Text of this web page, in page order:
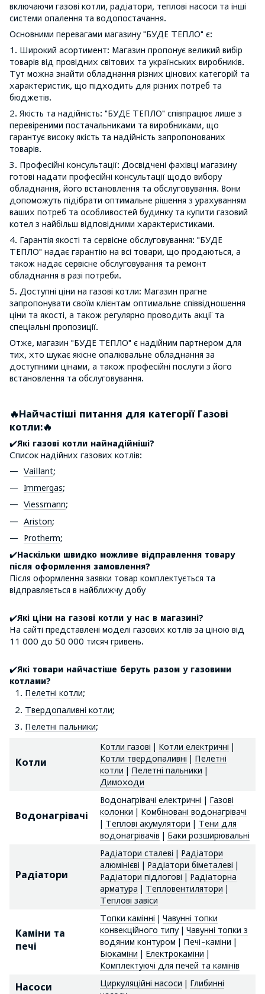
включаючи газові котли, радіатори, теплові насоси та інші
системи опалення та водопостачання.
Основними перевагами магазину "БУДЕ ТЕПЛО" є:
1. Широкий асортимент: Магазин пропонує великий вибір
товарів від провідних світових та українських виробників.
Тут можна знайти обладнання різних цінових категорій та
характеристик, що підходить для різних потреб та
бюджетів.
2. Якість та надійність: "БУДЕ ТЕПЛО" співпрацює лише з
перевіреними постачальниками та виробниками, що
гарантує високу якість та надійність запропонованих
товарів.
3. Професійні консультації: Досвідчені фахівці магазину
готові надати професійні консультації щодо вибору
обладнання, його встановлення та обслуговування. Вони
допоможуть підібрати оптимальне рішення з урахуванням
ваших потреб та особливостей будинку та купити газовий
котел з найбільш відповідними характеристиками.
4. Гарантія якості та сервісне обслуговування: "БУДЕ
ТЕПЛО" надає гарантію на всі товари, що продаються, а
також надає сервісне обслуговування та ремонт
обладнання в разі потреби.
5. Доступні ціни на газові котли: Магазин прагне
запропонувати своїм клієнтам оптимальне співвідношення
ціни та якості, а також регулярно проводить акції та
спеціальні пропозиції.
Отже, магазин "БУДЕ ТЕПЛО" є надійним партнером для
тих, хто шукає якісне опалювальне обладнання за
доступними цінами, а також професійні послуги з його
встановлення та обслуговування.
🔥Найчастіші питання для категорії Газові
котли:🔥
✔️Які газові котли найнадійніші?
Список надійних газових котлів:
Vaillant;
Immergas;
Viessmann;
Ariston;
Protherm;
✔️Наскільки швидко можливе відправлення товару
після оформлення замовлення?
Після оформлення заявки товар комплектується та
відправляється в найближчу добу
✔️Які ціни на газові котли у нас в магазині?
На сайті представлені моделі газових котлів за ціною від
11 000 до 50 000 тисяч гривень.
✔️Які товари найчастіше беруть разом у газовими
котлами?
Пелетні котли;
Твердопаливні котли;
Пелетні пальники;
Котли
Котли газові | Котли електричні |
Котли твердопаливні | Пелетні
котли | Пелетні пальники |
Димоходи
Водонагрівачі
Водонагрівачі електричні | Газові
колонки | Комбіновані водонагрівачі
| Теплові акумулятори | Тени для
водонагрівачів | Баки розширювальні
Радіатори
Радіатори сталеві | Радіатори
алюмінієві | Радіатори біметалеві |
Радіатори підлогові | Радіаторна
арматура | Тепловентилятори |
Теплові завіси
Каміни та
печі
Топки камінні | Чавунні топки
конвекційного типу| Чавунні топки з
водяним контуром | Печі-каміни |
Біокаміни | Електрокаміни |
Комплектуючі для печей та камінів
Насоси Циркуляційні насоси | Глибинні